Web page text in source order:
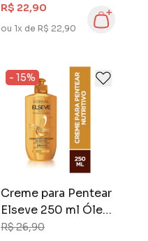
R$ 22,90
ou 1x de R$ 22,90
Creme para Pentear
Elseve 250 ml Óleo
Extraordinário
R$ 26,90
- 15%